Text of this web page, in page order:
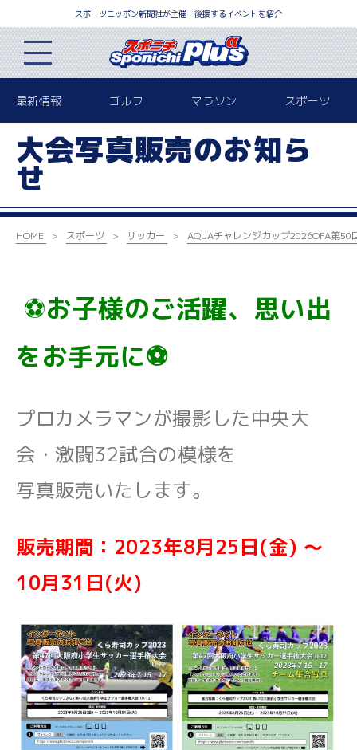
スポーツニッポン新聞社が主催・後援するイベントを紹介
最新情報 ゴルフ マラソン スポーツ
大会写真販売のお知ら
せ
HOME スポーツ サッカー AQUAチャレンジカップ2026OFA第50
⚽お子様のご活躍、思い出
をお手元に⚽
プロカメラマンが撮影した中央大
会・激闘32試合の模様を
写真販売いたします。
販売期間：2023年8月25日(金) ～
10月31日(火)